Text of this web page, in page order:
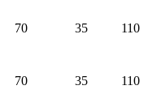
70 35 110
70 35 110